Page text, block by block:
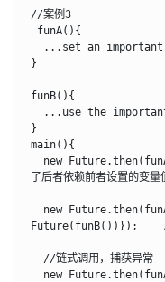
//案例3
}
funB(){
}
main(){
了后者依赖前者设置的变量
Future(funB())});    //